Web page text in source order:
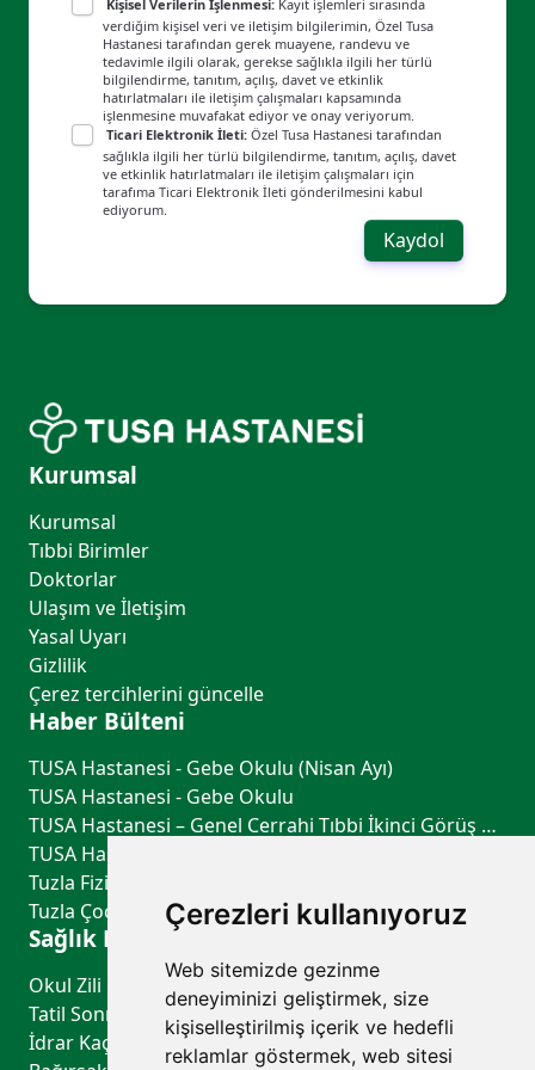
Çerezleri kullanıyoruz
Web sitemizde gezinme
deneyiminizi geliştirmek, size
kişiselleştirilmiş içerik ve hedefli
reklamlar göstermek, web sitesi
Aşırı Adet Kanaması
Cinsel Danışmanlık
Gebelik Takibi
Menopoz Tedavisi
Myoma Uteri Tedavisi
Kürtaj
Kolposkopi
Kişisel Verilerin İşlenmesi: Kayıt işlemleri sırasında
verdiğim kişisel veri ve iletişim bilgilerimin, Özel Tusa
Hastanesi tarafından gerek muayene, randevu ve
tedavimle ilgili olarak, gerekse sağlıkla ilgili her türlü
bilgilendirme, tanıtım, açılış, davet ve etkinlik
hatırlatmaları ile iletişim çalışmaları kapsamında
işlenmesine muvafakat ediyor ve onay veriyorum.
Ticari Elektronik İleti: Özel Tusa Hastanesi tarafından
sağlıkla ilgili her türlü bilgilendirme, tanıtım, açılış, davet
ve etkinlik hatırlatmaları ile iletişim çalışmaları için
tarafıma Ticari Elektronik İleti gönderilmesini kabul
ediyorum.
Kaydol
Kurumsal
Kurumsal
Tıbbi Birimler
Doktorlar
Ulaşım ve İletişim
Yasal Uyarı
Gizlilik
Çerez tercihlerini güncelle
Haber Bülteni
TUSA Hastanesi - Gebe Okulu (Nisan Ayı)
TUSA Hastanesi - Gebe Okulu
TUSA Hastanesi – Genel Cerrahi Tıbbi İkinci Görüş Hizmeti
Tuzla Fiziksel Tıp ve Rehabilitasyon - TUSA Hastanesi
Tuzla Çocuk Sağlığı ve Hastalıkları - TUSA Hastanesi
Sağlık Rehberi